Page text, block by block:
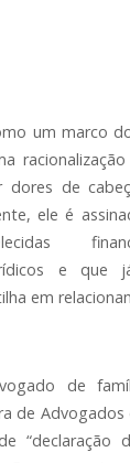
um marco
de
ele é
e que
em
de
de
“declaração